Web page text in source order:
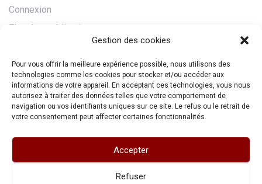
Gestion des cookies
Pour vous offrir la meilleure expérience possible, nous utilisons des
technologies comme les cookies pour stocker et/ou accéder aux
informations de votre appareil. En acceptant ces technologies, vous nous
autorisez à traiter des données telles que votre comportement de
navigation ou vos identifiants uniques sur ce site. Le refus ou le retrait de
votre consentement peut affecter certaines fonctionnalités.
Accepter
Refuser
Connexion
Flux des publications
Flux des commentaires
Site de WordPress-FR
Plan du site